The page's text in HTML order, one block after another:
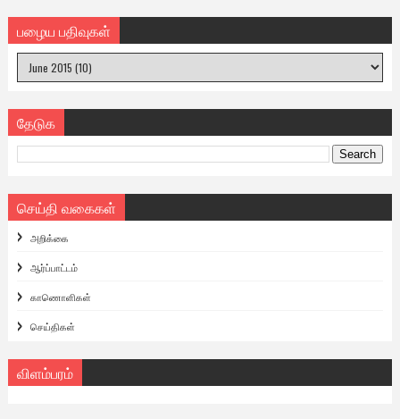
பழைய பதிவுகள்
தேடுக
செய்தி வகைகள்
அறிக்கை
ஆர்ப்பாட்டம்
காணொளிகள்
செய்திகள்
விளம்பரம்